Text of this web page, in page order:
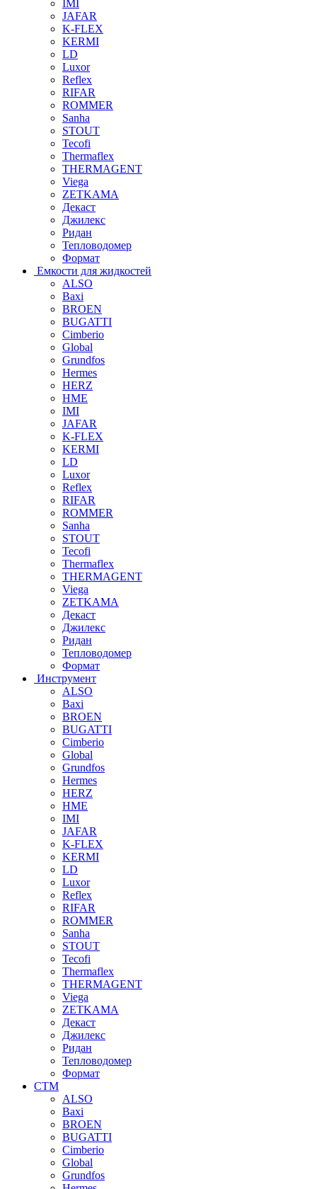
IMI
JAFAR
K-FLEX
KERMI
LD
Luxor
Reflex
RIFAR
ROMMER
Sanha
STOUT
Tecofi
Thermaflex
THERMAGENT
Viega
ZETKAMA
Декаст
Джилекс
Ридан
Тепловодомер
Формат
Емкости для жидкостей
ALSO
Baxi
BROEN
BUGATTI
Cimberio
Global
Grundfos
Hermes
HERZ
HME
IMI
JAFAR
K-FLEX
KERMI
LD
Luxor
Reflex
RIFAR
ROMMER
Sanha
STOUT
Tecofi
Thermaflex
THERMAGENT
Viega
ZETKAMA
Декаст
Джилекс
Ридан
Тепловодомер
Формат
Инструмент
ALSO
Baxi
BROEN
BUGATTI
Cimberio
Global
Grundfos
Hermes
HERZ
HME
IMI
JAFAR
K-FLEX
KERMI
LD
Luxor
Reflex
RIFAR
ROMMER
Sanha
STOUT
Tecofi
Thermaflex
THERMAGENT
Viega
ZETKAMA
Декаст
Джилекс
Ридан
Тепловодомер
Формат
СТМ
ALSO
Baxi
BROEN
BUGATTI
Cimberio
Global
Grundfos